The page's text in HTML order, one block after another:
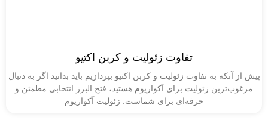
تفاوت زئولیت و کربن اکتیو
به تفاوت زئولیت و کربن اکتیو بپردازیم باید بدانید اگر به دنبال
زئولیت برای آکواریوم هستید، فتح البرز انتخابی مطمئن و
حرفه‌ای برای شماست. زئولیت آکواریوم